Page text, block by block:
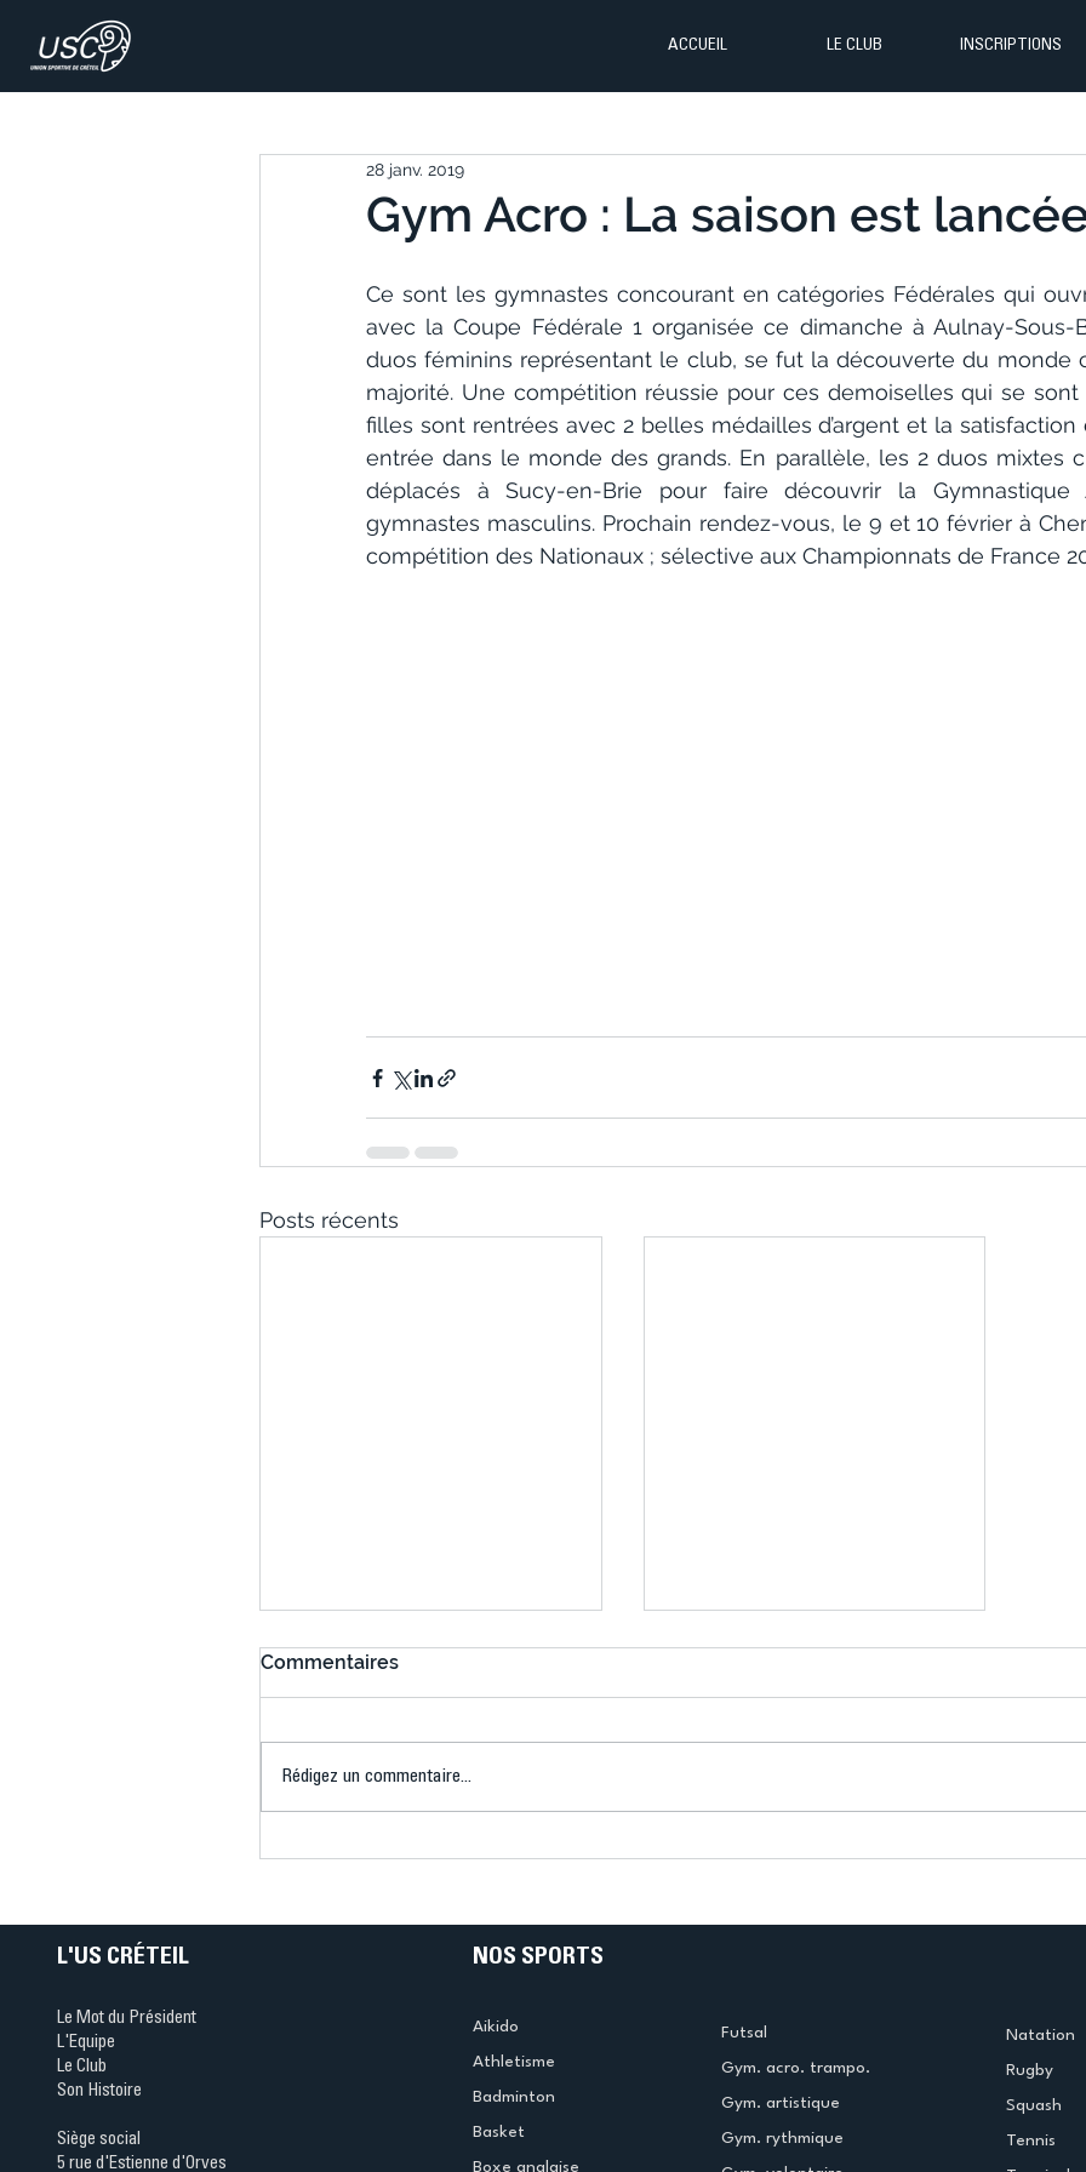
ACCUEIL LE CLUB INSCRIPTIONS
Gym Acro : La saison est
28 janv. 2019
Ce sont les gymnastes concourant en catégories Fédérales qui
avec la Coupe Fédérale 1 organisée ce dimanche à Aulnay-Sous-
duos féminins représentant le club, se fut la découverte du monde
majorité. Une compétition réussie pour ces demoiselles qui se sont
filles sont rentrées avec 2 belles médailles d’argent et la satisfaction
entrée dans le monde des grands. En parallèle, les 2 duos mixtes
déplacés à Sucy-en-Brie pour faire découvrir la Gymnastique
gymnastes masculins. Prochain rendez-vous, le 9 et 10 février à
compétition des Nationaux ; sélective aux Championnats de France
Posts récents
Commentaires
Rédigez un commentaire...
L'US CRÉTEIL
Le Mot du Président
L'Equipe
Le Club
Son Histoire
Siège social
5 rue d'Estienne d'Orves
NOS SPORTS
Aikido
Athletisme
Badminton
Basket
Boxe anglaise
Futsal
Gym. acro. trampo.
Gym. artistique
Gym. rythmique
Natation
Rugby
Squash
Tennis